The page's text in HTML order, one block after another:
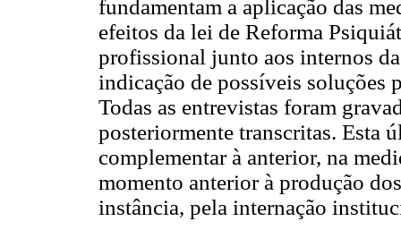
fundamentam a aplicação das
efeitos da lei de Reforma
profissional junto aos internos
indicação de possíveis soluções
Todas as entrevistas foram
posteriormente transcritas. Esta
complementar à anterior, na
momento anterior à produção
instância, pela internação